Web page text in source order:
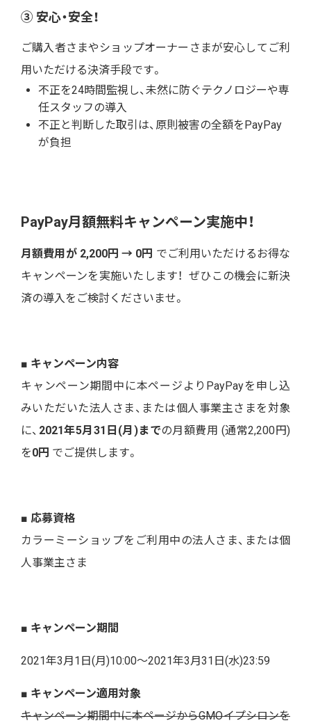
③ 安心・安全！
ご購入者さまやショップオーナーさまが安心してご利
用いただける決済手段です。
不正を24時間監視し、未然に防ぐテクノロジーや専
任スタッフの導入
不正と判断した取引は、原則被害の全額をPayPay
が負担
PayPay月額無料キャンペーン実施中！
月額費用が 2,200円 → 0円 でご利用いただけるお得な
キャンペーンを実施いたします！ ぜひこの機会に新決
済の導入をご検討くださいませ。
■ キャンペーン内容
キャンペーン期間中に本ページよりPayPayを申し込
みいただいた法人さま、または個人事業主さまを対象
に、 2021年5月31日(月)までの月額費用 (通常2,200円)
を0円 でご提供します。
■ 応募資格
カラーミーショップをご利用中の法人さま、または個
人事業主さま
■ キャンペーン期間
2021年3月1日(月)10:00〜2021年3月31日(水)23:59
■ キャンペーン適用対象
キャンペーン期間中に本ページからGMOイプシロンを